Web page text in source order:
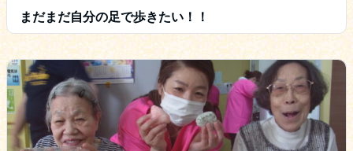
まだまだ自分の足で歩きたい！！